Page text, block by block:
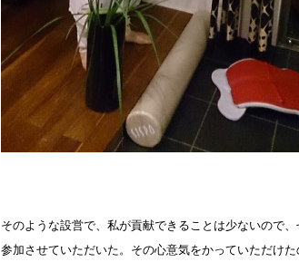
そのような設営で、私が貢献できることは少ないので
参加させていただいた。その心意気をかっていただけ